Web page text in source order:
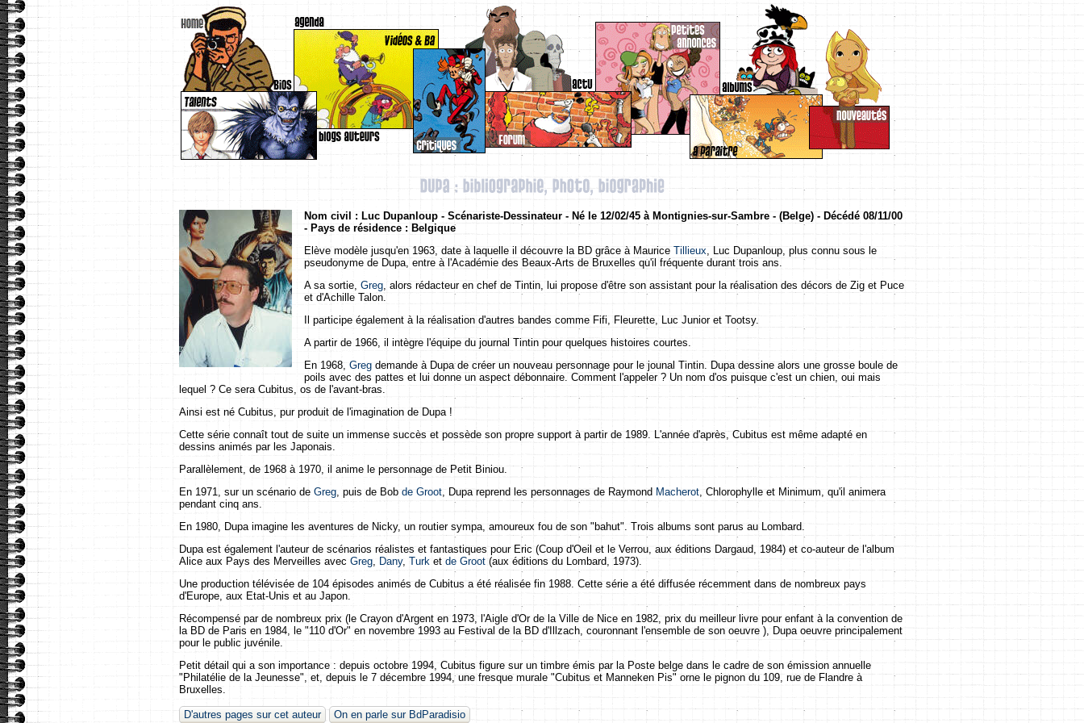
Nom civil : Luc Dupanloup - Scénariste-Dessinateur - Né le 12/02/45 à Montignies-sur-Sambre - (Belge) - Décédé 08/11/00
- Pays de résidence : Belgique
Elève modèle jusqu'en 1963, date à laquelle il découvre la BD grâce à Maurice Tillieux , Luc Dupanloup, plus connu sous le
pseudonyme de Dupa, entre à l'Académie des Beaux-Arts de Bruxelles qu'il fréquente durant trois ans.
A sa sortie, Greg , alors rédacteur en chef de Tintin, lui propose d'être son assistant pour la réalisation des décors de Zig et Puce
et d'Achille Talon.
Il participe également à la réalisation d'autres bandes comme Fifi, Fleurette, Luc Junior et Tootsy.
A partir de 1966, il intègre l'équipe du journal Tintin pour quelques histoires courtes.
En 1968, Greg demande à Dupa de créer un nouveau personnage pour le jounal Tintin. Dupa dessine alors une grosse boule de
poils avec des pattes et lui donne un aspect débonnaire. Comment l'appeler ? Un nom d'os puisque c'est un chien, oui mais
lequel ? Ce sera Cubitus, os de l'avant-bras.
Ainsi est né Cubitus, pur produit de l'imagination de Dupa !
Cette série connaît tout de suite un immense succès et possède son propre support à partir de 1989. L'année d'après, Cubitus est même adapté en
dessins animés par les Japonais.
Parallèlement, de 1968 à 1970, il anime le personnage de Petit Biniou.
En 1971, sur un scénario de Greg , puis de Bob de Groot , Dupa reprend les personnages de Raymond Macherot , Chlorophylle et Minimum, qu'il animera
pendant cinq ans.
En 1980, Dupa imagine les aventures de Nicky, un routier sympa, amoureux fou de son "bahut". Trois albums sont parus au Lombard.
Dupa est également l'auteur de scénarios réalistes et fantastiques pour Eric (Coup d'Oeil et le Verrou, aux éditions Dargaud, 1984) et co-auteur de l'album
Alice aux Pays des Merveilles avec Greg Dany, Turk et de Groot (aux éditions du Lombard, 1973).
Une production télévisée de 104 épisodes animés de Cubitus a été réalisée fin 1988. Cette série a été diffusée récemment dans de nombreux pays
d'Europe, aux Etat-Unis et au Japon.
Récompensé par de nombreux prix (le Crayon d'Argent en 1973, l'Aigle d'Or de la Ville de Nice en 1982, prix du meilleur livre pour enfant à la convention de
la BD de Paris en 1984, le "110 d'Or" en novembre 1993 au Festival de la BD d'Illzach, couronnant l'ensemble de son oeuvre ), Dupa oeuvre principalement
pour le public juvénile.
Petit détail qui a son importance : depuis octobre 1994, Cubitus figure sur un timbre émis par la Poste belge dans le cadre de son émission annuelle
"Philatélie de la Jeunesse", et, depuis le 7 décembre 1994, une fresque murale "Cubitus et Manneken Pis" orne le pignon du 109, rue de Flandre à
Bruxelles.
D'autres pages sur cet auteur On en parle sur BdParadisio